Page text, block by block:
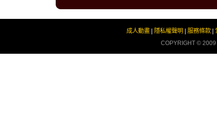
成人動畫| 隱私權聲明 服務條款|
COPYRIGHT © 2009